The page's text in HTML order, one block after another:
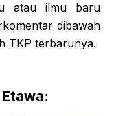
atau ilmu baru
dibawah
TKP terbarunya.